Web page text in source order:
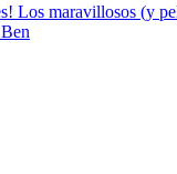
Los maravillosos (y